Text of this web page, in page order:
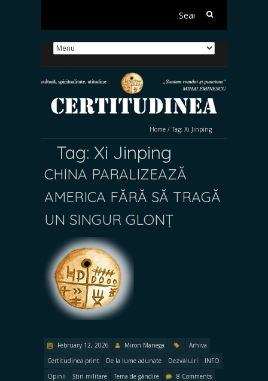
Search
Home / Tag: Xi Jinping
Tag: Xi Jinping
CHINA PARALIZEAZĂ
AMERICA FĂRĂ SĂ TRAGĂ
UN SINGUR GLONȚ
February 12, 2026 Miron Manega
Arhiva
Certitudinea print
De la lume adunate Dezvăluiri
INFO
Opinii
Știri militare Tema de gândire
8 Comments